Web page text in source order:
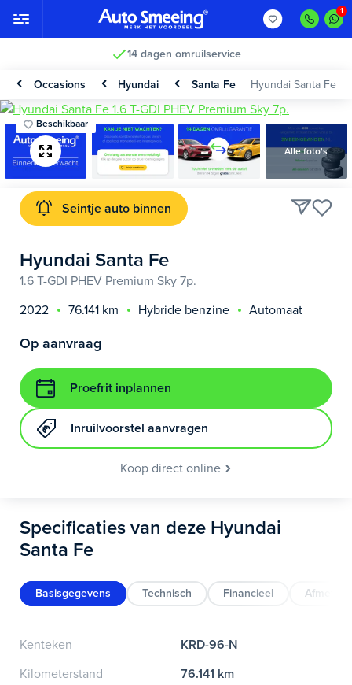
14 dagen omruilservice
Occasions Hyundai Santa Fe Hyundai Santa Fe
Beschikbaar
Alle foto's
Seintje auto binnen
Hyundai Santa Fe
1.6 T-GDI PHEV Premium Sky 7p.
2022
76.141 km Hybride benzine Automaat
Op aanvraag
Proefrit inplannen
Inruilvoorstel aanvragen
Koop direct online
Specificaties van deze Hyundai
Santa Fe
Basisgegevens Technisch Financieel
Kenteken
KRD-96-N
Kilometerstand
76.141 km